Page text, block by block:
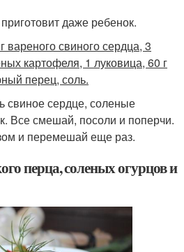
даже ребенок.
вареного свиного сердца, 3
картофеля, 1 луковица, 60 г
перец, соль.
свиное сердце, соленые
Все смешай, посоли и поперчи.
и перемешай еще раз.
перца, соленых огурцов и